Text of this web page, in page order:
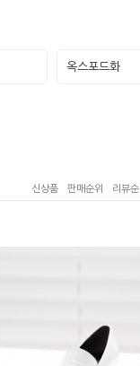
옥스포드화
신상품 판매순위 리뷰순